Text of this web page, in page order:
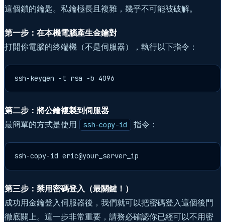
這個鎖的鑰匙。私鑰極長且複雜，幾乎不可能被破解。
第一步：在本機電腦產生金鑰對
打開你電腦的終端機（不是伺服器），執行以下指令：
ssh-keygen -t rsa -b 4096
第二步：將公鑰複製到伺服器
最簡單的方式是使用
ssh-copy-id 指令：
ssh-copy-id eric@your_server_ip
第三步：禁用密碼登入（最關鍵！）
成功用金鑰登入伺服器後，我們就可以把密碼登入這個後門
徹底關上。這一步非常重要，請務必確認你已經可以不用密